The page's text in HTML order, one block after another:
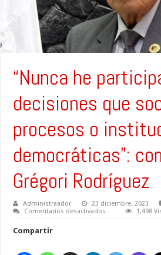
“Nunca he
decisiones que
procesos o
democráticas”:
Grégori Rodríguez
Administraador 23 diciembre, 2023
Comentarios desactivados
1,498
Compartir